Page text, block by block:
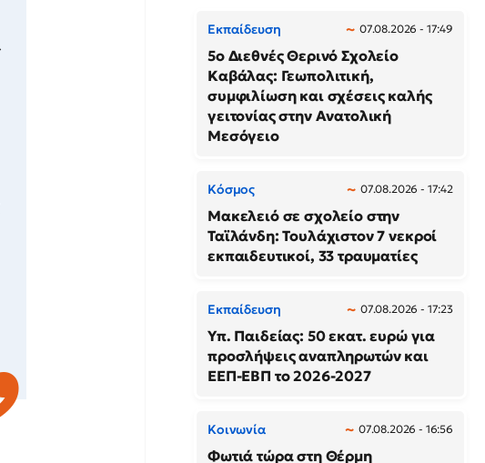
Εκπαίδευση 07.08.2026 - 17:49
5ο Διεθνές Θερινό Σχολείο
Καβάλας: Γεωπολιτική,
συμφιλίωση και σχέσεις καλής
γειτονίας στην Ανατολική
Μεσόγειο
Κόσμος 07.08.2026 - 17:42
Μακελειό σε σχολείο στην
Ταϊλάνδη: Τουλάχιστον 7 νεκροί
εκπαιδευτικοί, 33 τραυματίες
Εκπαίδευση 07.08.2026 - 17:23
Υπ. Παιδείας: 50 εκατ. ευρώ για
προσλήψεις αναπληρωτών και
ΕΕΠ-ΕΒΠ το 2026-2027
Κοινωνία 07.08.2026 - 16:56
Φωτιά τώρα στη Θέρμη